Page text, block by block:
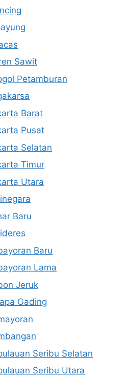
Sawit
Petamburan
Barat
Pusat
Selatan
Timur
Utara
Baru
Baru
Lama
Jeruk
Gading
Seribu Selatan
Seribu Utara